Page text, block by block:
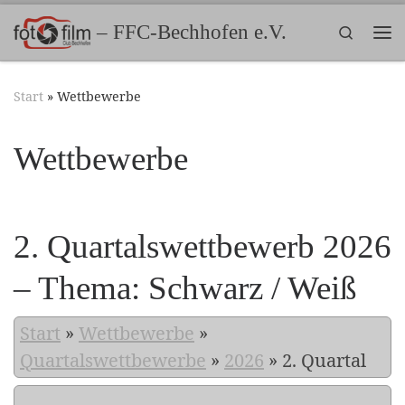
Zum Inhalt springen– FFC-Bechhofen e.V.
Search
Start » Wettbewerbe
Wettbewerbe
2. Quartalswettbewerb 2026
– Thema: Schwarz / Weiß
Start » Wettbewerbe »
Quartalswettbewerbe » 2026 » 2. Quartal